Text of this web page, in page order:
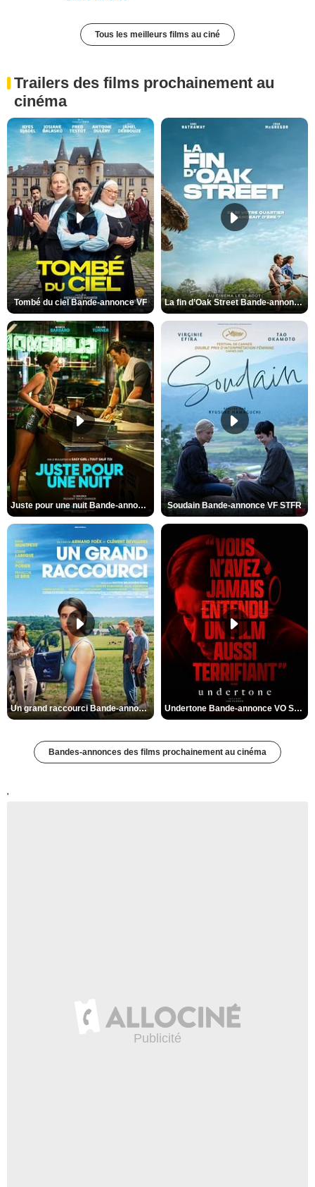
Tous les meilleurs films au ciné
Trailers des films prochainement au
cinéma
Tombé du ciel Bande-annonce VF La fin d’Oak Street Bande-annonce VO STFR
Juste pour une nuit Bande-annonce VO STFR Soudain Bande-annonce VF STFR
Un grand raccourci Bande-annonce VF Undertone Bande-annonce VO STFR
Bandes-annonces des films prochainement au cinéma
'